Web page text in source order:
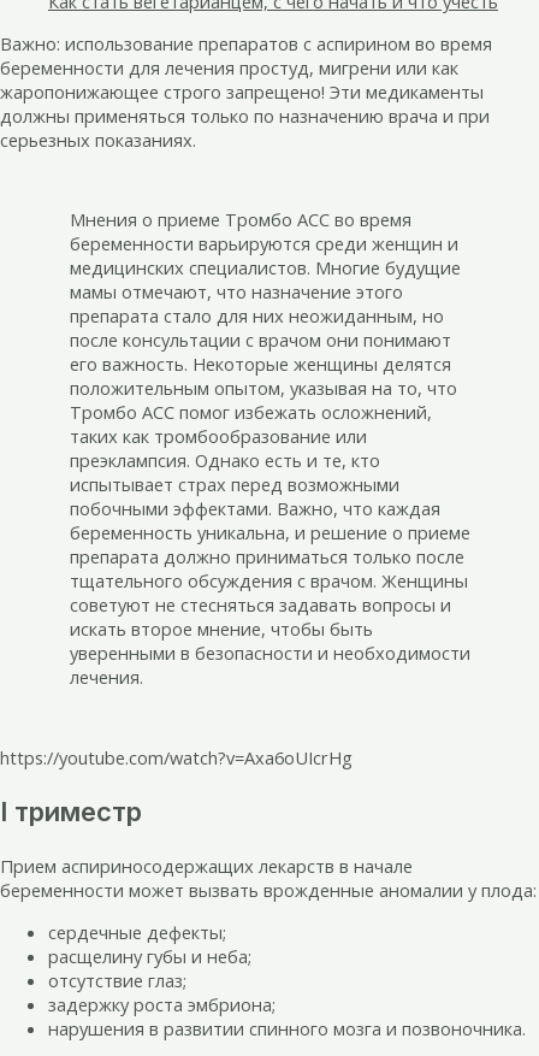
Важно: использование препаратов с аспирином во время
беременности для лечения простуд, мигрени или как
жаропонижающее строго запрещено! Эти медикаменты
должны применяться только по назначению врача и при
серьезных показаниях.
Мнения о приеме Тромбо АСС во время
беременности варьируются среди женщин и
медицинских специалистов. Многие будущие
мамы отмечают, что назначение этого
препарата стало для них неожиданным, но
после консультации с врачом они понимают
его важность. Некоторые женщины делятся
положительным опытом, указывая на то, что
Тромбо АСС помог избежать осложнений,
таких как тромбообразование или
преэклампсия. Однако есть и те, кто
испытывает страх перед возможными
побочными эффектами. Важно, что каждая
беременность уникальна, и решение о приеме
препарата должно приниматься только после
тщательного обсуждения с врачом. Женщины
советуют не стесняться задавать вопросы и
искать второе мнение, чтобы быть
уверенными в безопасности и необходимости
лечения.
https://youtube.com/watch?v=Axa6oUIcrHg
I триместр
Прием аспириносодержащих лекарств в начале
беременности может вызвать врожденные аномалии у плода:
сердечные дефекты;
расщелину губы и неба;
отсутствие глаз;
задержку роста эмбриона;
нарушения в развитии спинного мозга и позвоночника.